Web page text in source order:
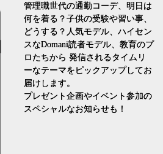
管理職世代の通勤コーデ、明日は
何を着る？子供の受験や習い事、
どうする？人気モデル、ハイセン
スなDomani読者モデル、教育のプ
ロたちから 発信されるタイムリ
ーなテーマをピックアップしてお
届けします。
プレゼント企画やイベント参加の
スペシャルなお知らせも！